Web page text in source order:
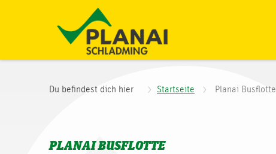
Du befindest dich hier Startseite Planai Busflotte
PLANAI BUSFLOTTE